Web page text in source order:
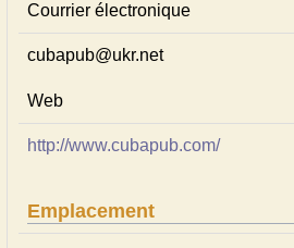
Courrier électronique
cubapub@ukr.net
Web
http://www.cubapub.com/
Emplacement